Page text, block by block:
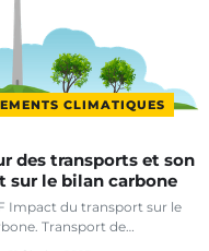
CLIMATIQUES
des transports et son
sur le bilan carbone
Impact du transport sur le
Transport de
: un contributeur…